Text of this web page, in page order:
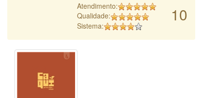
10
Atendimento:
Qualidade:
Sistema: